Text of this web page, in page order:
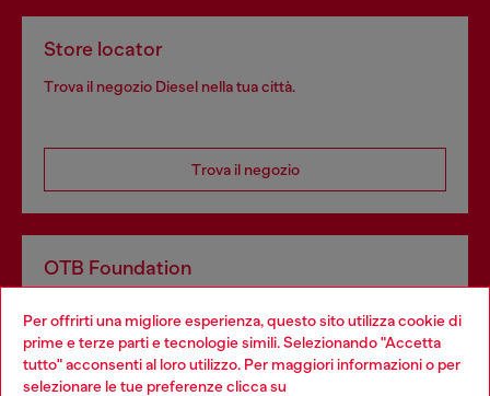
Per offrirti una migliore esperienza, questo sito utilizza cookie di
prime e terze parti e tecnologie simili. Selezionando "Accetta
tutto" acconsenti al loro utilizzo. Per maggiori informazioni o per
selezionare le tue preferenze clicca su
Store locator
Trova il negozio Diesel nella tua città.
Trova il negozio
OTB Foundation
profit del gruppo OTB che sostiene progetti concreti per
giovani, donne, inclusione ed emergenze in tutto il mondo.
Choose your location